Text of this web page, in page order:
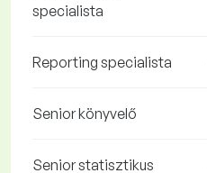
specialista
Reporting specialista
Senior könyvelő
Senior statisztikus